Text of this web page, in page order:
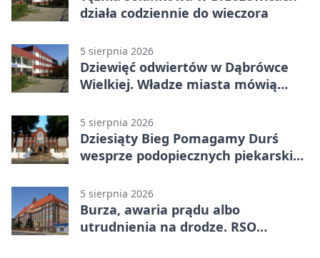
działa codziennie do wieczora
5 sierpnia 2026
Dziewięć odwiertów w Dąbrówce
Wielkiej. Władze miasta mówią
5 sierpnia 2026
Dziesiąty Bieg Pomagamy Durś
wesprze podopiecznych piekarskich
5 sierpnia 2026
Burza, awaria prądu albo
utrudnienia na drodze. RSO